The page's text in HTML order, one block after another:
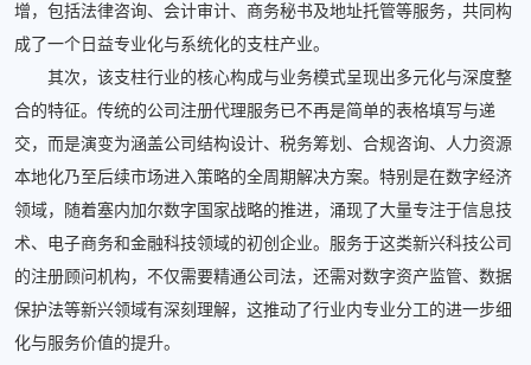
增，包括法律咨询、会计审计、商务秘书及地址托管等服务，共同构
成了一个日益专业化与系统化的支柱产业。
其次，该支柱行业的核心构成与业务模式呈现出多元化与深度整
合的特征。传统的公司注册代理服务已不再是简单的表格填写与递
交，而是演变为涵盖公司结构设计、税务筹划、合规咨询、人力资源
本地化乃至后续市场进入策略的全周期解决方案。特别是在数字经济
领域，随着塞内加尔数字国家战略的推进，涌现了大量专注于信息技
术、电子商务和金融科技领域的初创企业。服务于这类新兴科技公司
的注册顾问机构，不仅需要精通公司法，还需对数字资产监管、数据
保护法等新兴领域有深刻理解，这推动了行业内专业分工的进一步细
化与服务价值的提升。